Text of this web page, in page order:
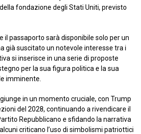
fondazione degli Stati Uniti, previsto
il passaporto sarà disponibile solo per un
già suscitato un notevole interesse tra i
si inserisce in una serie di proposte
per la sua figura politica e la sua
imminente.
in un momento cruciale, con Trump
del 2028, continuando a rivendicare il
Repubblicano e sfidando la narrativa
criticano l’uso di simbolismi patriottici